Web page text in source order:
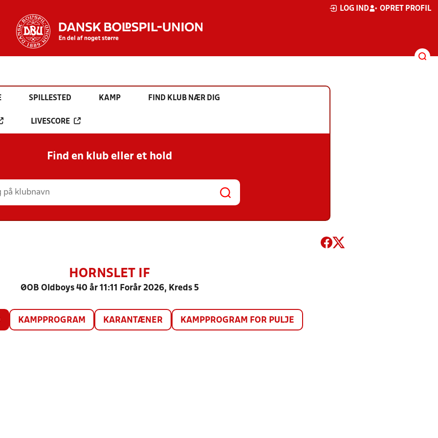
LOG IND OPRET PROFIL
SPILLESTED KAMP FIND KLUB NÆR DIG
LIVESCORE
Find en klub eller et hold
HORNSLET IF
ØOB Oldboys 40 år 11:11 Forår 2026, Kreds 5
KAMPPROGRAM KARANTÆNER KAMPPROGRAM FOR PULJE